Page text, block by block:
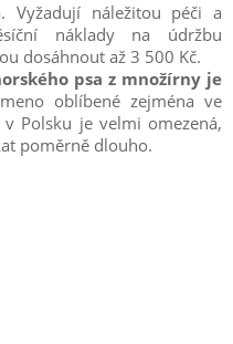
Vyžadují náležitou péči a
náklady na údržbu
dosáhnout až 3 500 Kč.
psa z množírny je
oblíbené zejména ve
Polsku je velmi omezená,
poměrně dlouho.